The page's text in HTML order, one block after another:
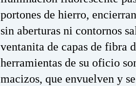
portones de hierro,
sin aberturas ni contornos
ventanita de capas de fibra
herramientas de su oficio
macizos, que envuelven y